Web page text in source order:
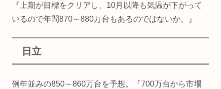
『上期が目標をクリアし、10月以降も気温が下がって
いるので年間870～880万台もあるのではないか。』
日立
例年並みの850～860万台を予想。『700万台から市場